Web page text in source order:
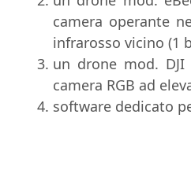
camera operante
infrarosso vicino (1
un drone mod.
camera RGB ad
software dedicato